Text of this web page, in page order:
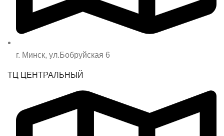
г. Минск, ул.Бобруйская 6
ТЦ ЦЕНТРАЛЬНЫЙ